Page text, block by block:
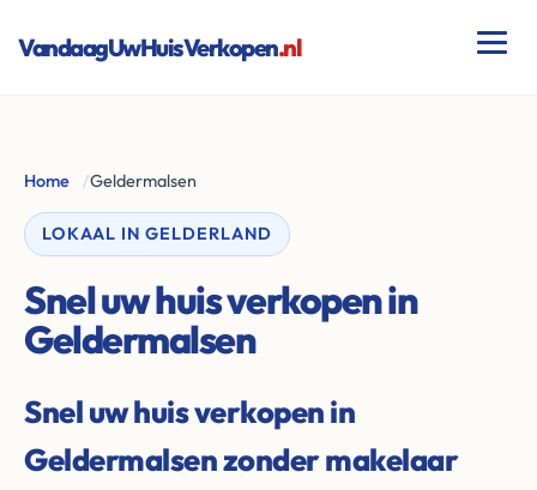
VandaagUwHuisVerkopen.nl
Home /Geldermalsen
LOKAAL IN GELDERLAND
Snel uw huis verkopen in
Geldermalsen
Snel uw huis verkopen in
Geldermalsen zonder makelaar